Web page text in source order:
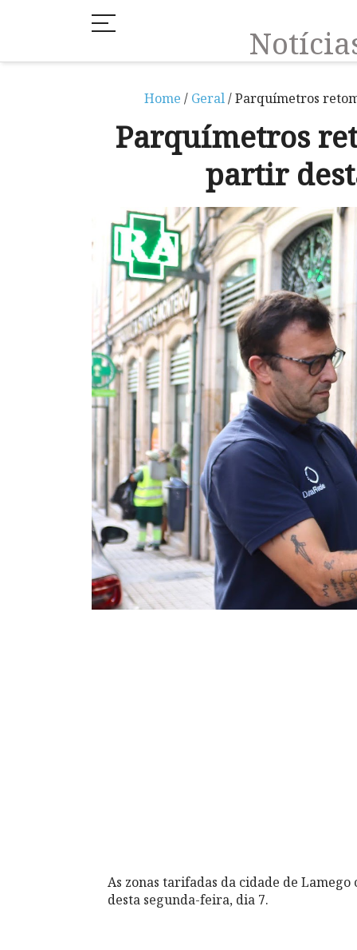
Home / Geral/ Parquímetros
Parquímetros
partir
As zonas tarifadas da cidade de
desta segunda-feira, dia 7.